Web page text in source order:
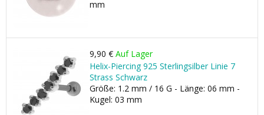
mm
9,90 € Auf Lager
Helix-Piercing 925 Sterlingsilber Linie 7
Strass Schwarz
Größe: 1.2 mm / 16 G - Länge: 06 mm -
Kugel: 03 mm